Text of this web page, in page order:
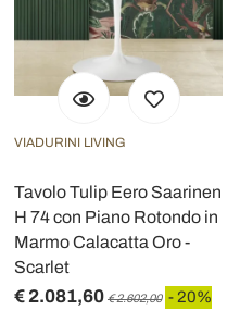
VIADURINI LIVING
Tavolo Tulip Eero Saarinen
H 74 con Piano Rotondo in
Marmo Calacatta Oro -
Scarlet
€ 2.081,60 € 2.602,00 - 20%